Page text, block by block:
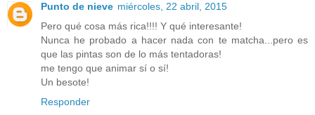
Punto de nieve miércoles, 22 abril, 2015
Pero qué cosa más rica!!!! Y qué interesante!
Nunca he probado a hacer nada con te matcha...pero es
que las pintas son de lo más tentadoras!
me tengo que animar sí o sí!
Un besote!
Responder